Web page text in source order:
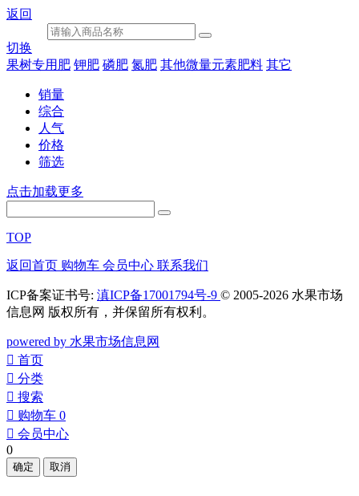
返回
切换
果树专用肥 钾肥 磷肥 ‌氮肥 其他微量元素肥料 其它
销量
综合
人气
价格
筛选
点击加载更多
TOP
返回首页 购物车 会员中心 联系我们
ICP备案证书号: 滇ICP备17001794号-9 © 2005-2026 水果市场
信息网 版权所有，并保留所有权利。
powered by 水果市场信息网
󰀁 首页
󰀂 分类
󰀃 搜索
󰀄 购物车 0
󰀅 会员中心
0
确定 取消